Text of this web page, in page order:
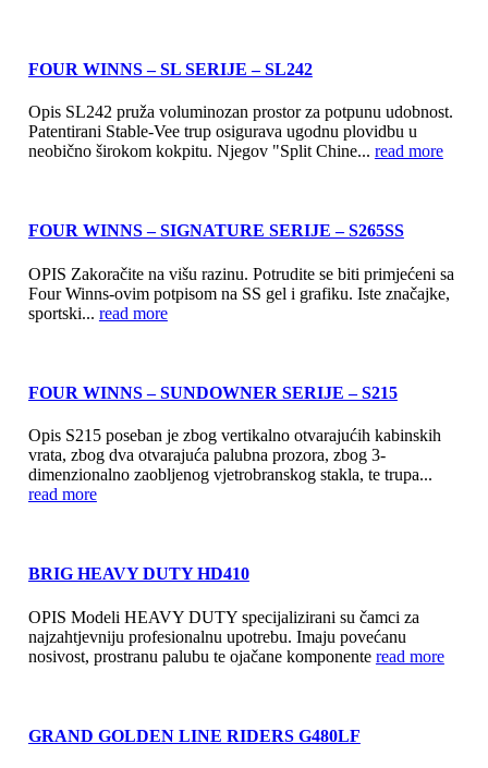
FOUR WINNS – SL SERIJE – SL242
Opis SL242 pruža voluminozan prostor za potpunu udobnost.
Patentirani Stable-Vee trup osigurava ugodnu plovidbu u
neobično širokom kokpitu. Njegov "Split Chine... read more
FOUR WINNS – SIGNATURE SERIJE – S265SS
OPIS Zakoračite na višu razinu. Potrudite se biti primjećeni sa
Four Winns-ovim potpisom na SS gel i grafiku. Iste značajke,
sportski... read more
FOUR WINNS – SUNDOWNER SERIJE – S215
Opis S215 poseban je zbog vertikalno otvarajućih kabinskih
vrata, zbog dva otvarajuća palubna prozora, zbog 3-
dimenzionalno zaobljenog vjetrobranskog stakla, te trupa...
read more
BRIG HEAVY DUTY HD410
OPIS Modeli HEAVY DUTY specijalizirani su čamci za
najzahtjevniju profesionalnu upotrebu. Imaju povećanu
nosivost, prostranu palubu te ojačane komponente read more
GRAND GOLDEN LINE RIDERS G480LF